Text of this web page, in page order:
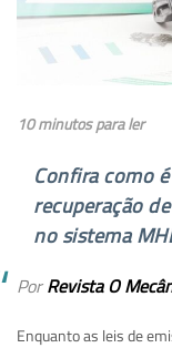
10 minutos para ler
Confira como
recuperação
no sistema
PorRevista O
Enquanto as leis de